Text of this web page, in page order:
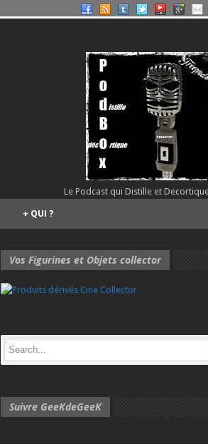
Le Podcast qui Distille et
QUI ?
+
Vos Figurines et Objets collector
Suivre GeeKdeGeeK